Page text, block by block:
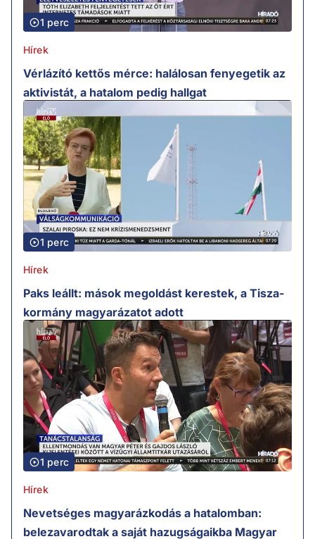
1 perc
Hírek
Vérlázító kettős mérce: halálosan fenyegetik az
aktivistát, a hatalom pedig hallgat
1 perc
Hírek
Paks leállt: mások megoldást kerestek, a Tisza-
kormány magyarázatot adott
1 perc
Hírek
Nevetséges magyarázkodás a hatalomban:
belezavarodtak a saját hazugságaikba Magyar